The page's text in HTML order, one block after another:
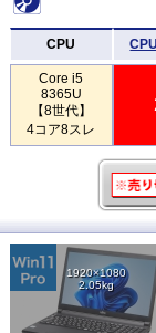
CPU
Core i5
8365U
【8世代】
4コア8スレ
1920×1080
2.05kg